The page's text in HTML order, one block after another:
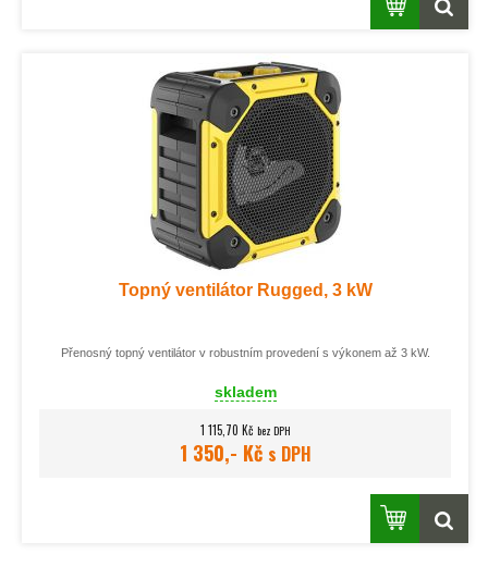
Topný ventilátor Rugged, 3 kW
Přenosný topný ventilátor v robustním provedení s výkonem až 3 kW.
skladem
1 115,70 Kč bez DPH
1 350,- Kč s DPH